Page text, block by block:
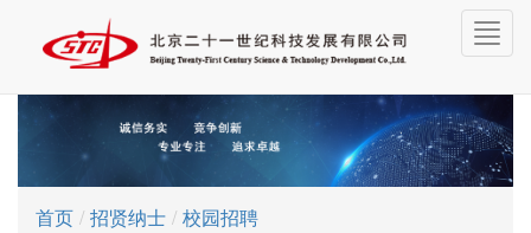
切
换
首页 / 招贤纳士 / 校园招聘